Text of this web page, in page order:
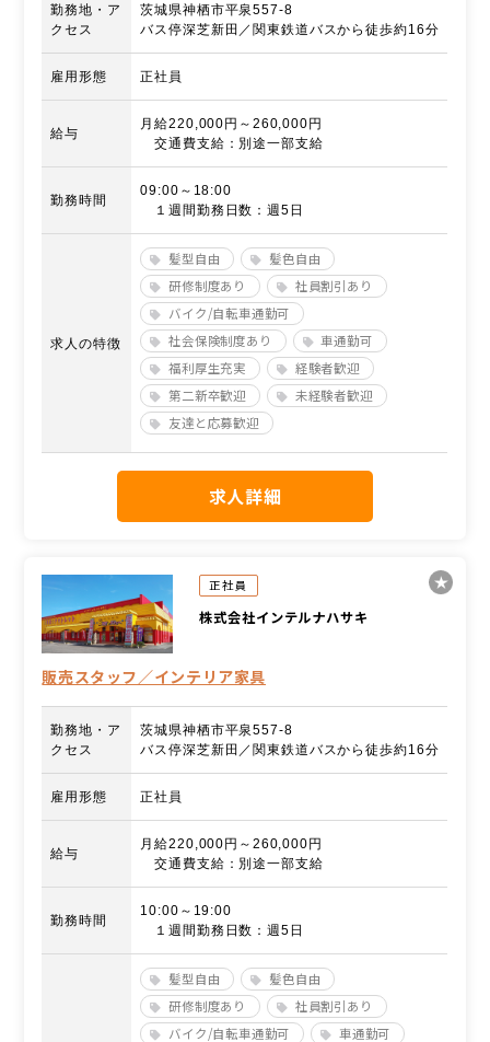
勤務地・ア
クセス
茨城県神栖市平泉557-8
バス停深芝新田／関東鉄道バスから徒歩約16分
雇用形態 正社員
給与
月給220,000円～260,000円
交通費支給：別途一部支給
勤務時間
09:00～18:00
１週間勤務日数：週5日
求人の特徴
髪型自由
髪色自由
研修制度あり
社員割引あり
バイク/自転車通勤可
社会保険制度あり
車通勤可
福利厚生充実
経験者歓迎
第二新卒歓迎
未経験者歓迎
友達と応募歓迎
求人詳細
正社員
株式会社インテルナハサキ
販売スタッフ／インテリア家具
勤務地・ア
クセス
茨城県神栖市平泉557-8
バス停深芝新田／関東鉄道バスから徒歩約16分
雇用形態 正社員
給与
月給220,000円～260,000円
交通費支給：別途一部支給
勤務時間
10:00～19:00
１週間勤務日数：週5日
髪型自由
髪色自由
研修制度あり
社員割引あり
バイク/自転車通勤可
車通勤可